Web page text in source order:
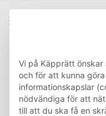
Vi på Käpprätt
och för att kunna
informationskapslar
nödvändiga för att
till att du ska få en